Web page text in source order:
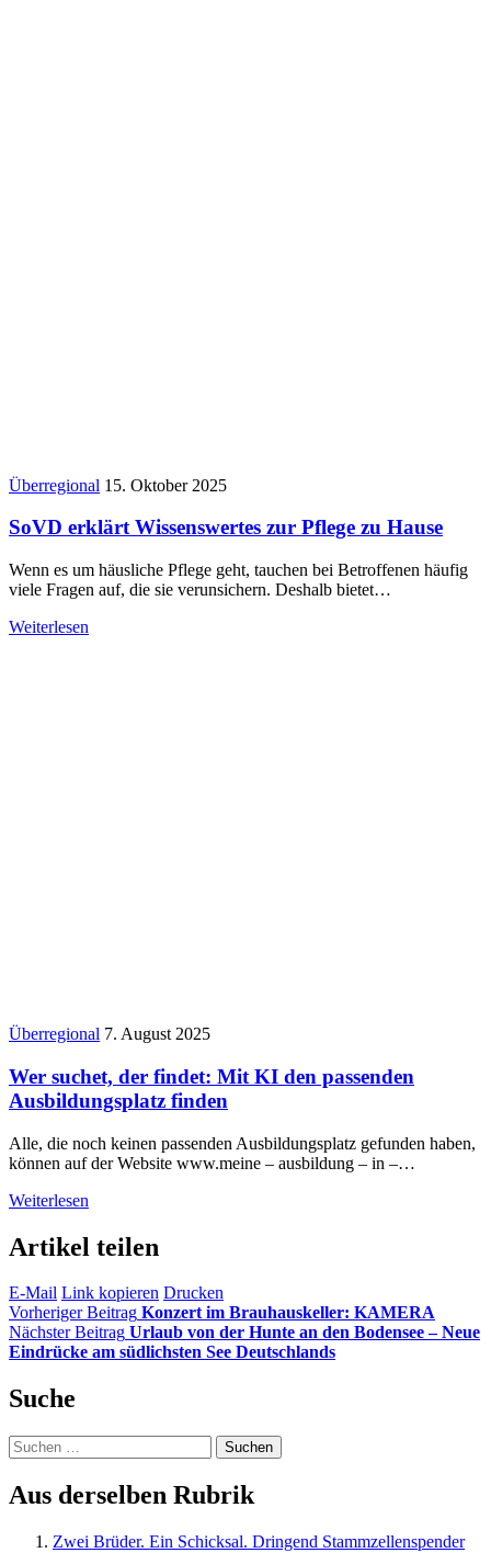
Überregional 15. Oktober 2025
SoVD erklärt Wissenswertes zur Pflege zu Hause
Wenn es um häusliche Pflege geht, tauchen bei Betroffenen häufig
viele Fragen auf, die sie verunsichern. Deshalb bietet…
Weiterlesen
Überregional 7. August 2025
Wer suchet, der findet: Mit KI den passenden
Ausbildungsplatz finden
Alle, die noch keinen passenden Ausbildungsplatz gefunden haben,
können auf der Website www.meine – ausbildung – in –…
Weiterlesen
Artikel teilen
E-Mail Link kopieren Drucken
Vorheriger Beitrag Konzert im Brauhauskeller: KAMERA
Nächster Beitrag Urlaub von der Hunte an den Bodensee – Neue
Eindrücke am südlichsten See Deutschlands
Suche
Suchen
nach:
Aus derselben Rubrik
Zwei Brüder. Ein Schicksal. Dringend Stammzellenspender